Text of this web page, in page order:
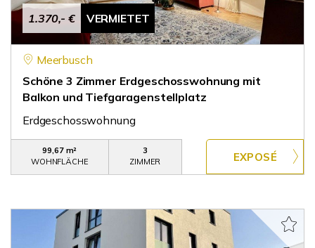
1.370,- € VERMIETET
Meerbusch
Schöne 3 Zimmer Erdgeschosswohnung mit
Balkon und Tiefgaragenstellplatz
Erdgeschosswohnung
99,67 m²
WOHNFLÄCHE
3
ZIMMER